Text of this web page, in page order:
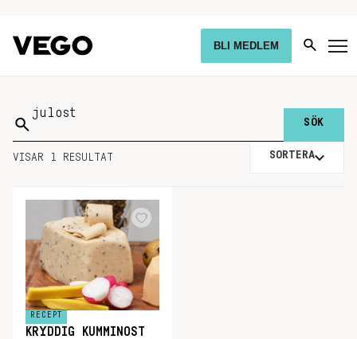
BLI MEDLEM
Sök
på:
VISAR 1 RESULTAT SORTERA
RECEPT
KRYDDIG KUMMINOST